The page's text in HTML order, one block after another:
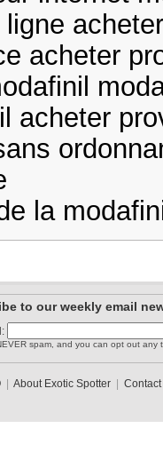
acheter
acheter
la
to our weekly email
spam, and you can opt out any
| About Exotic Spotter| Contact